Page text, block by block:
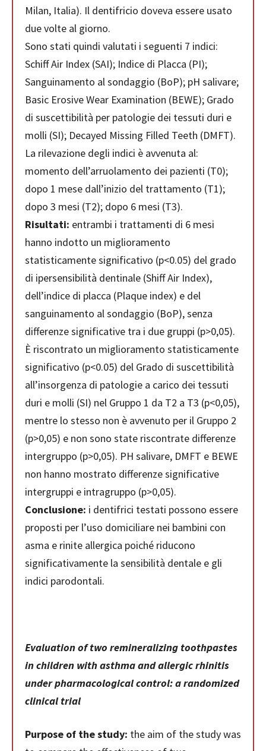
Milan, Italia). Il dentifricio doveva essere usato
due volte al giorno.
Sono stati quindi valutati i seguenti 7 indici:
Schiff Air Index (SAI); Indice di Placca (PI);
Sanguinamento al sondaggio (BoP); pH salivare;
Basic Erosive Wear Examination (BEWE); Grado
di suscettibilità per patologie dei tessuti duri e
molli (SI); Decayed Missing Filled Teeth (DMFT).
La rilevazione degli indici è avvenuta al:
momento dell’arruolamento dei pazienti (T0);
dopo 1 mese dall’inizio del trattamento (T1);
dopo 3 mesi (T2); dopo 6 mesi (T3).
Risultati: entrambi i trattamenti di 6 mesi
hanno indotto un miglioramento
statisticamente significativo (p<0.05) del grado
di ipersensibilità dentinale (Shiff Air Index),
dell’indice di placca (Plaque index) e del
sanguinamento al sondaggio (BoP), senza
differenze significative tra i due gruppi (p>0,05).
È riscontrato un miglioramento statisticamente
significativo (p<0.05) del Grado di suscettibilità
all’insorgenza di patologie a carico dei tessuti
duri e molli (SI) nel Gruppo 1 da T2 a T3 (p<0,05),
mentre lo stesso non è avvenuto per il Gruppo 2
(p>0,05) e non sono state riscontrate differenze
intergruppo (p>0,05). PH salivare, DMFT e BEWE
non hanno mostrato differenze significative
intergruppi e intragruppo (p>0,05).
Conclusione: i dentifrici testati possono essere
proposti per l’uso domiciliare nei bambini con
asma e rinite allergica poiché riducono
significativamente la sensibilità dentale e gli
indici parodontali.
Evaluation of two remineralizing toothpastes
in children with asthma and allergic rhinitis
under pharmacological control: a randomized
clinical trial
Purpose of the study: the aim of the study was